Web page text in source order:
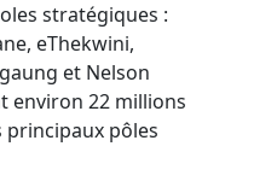
stratégiques :
eThekwini,
et Nelson
environ 22 millions
principaux pôles